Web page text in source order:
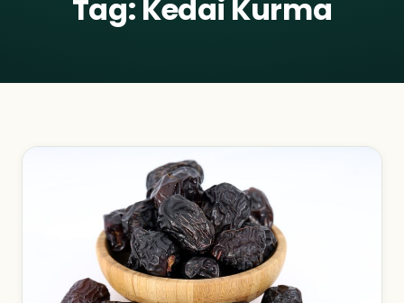
Tag: Kedai Kurma